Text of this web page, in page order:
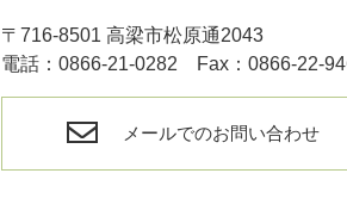
〒716-8501 高梁市松原通2043
電話：0866-21-0282 Fax：0866-22-
メールでのお問い合わせ